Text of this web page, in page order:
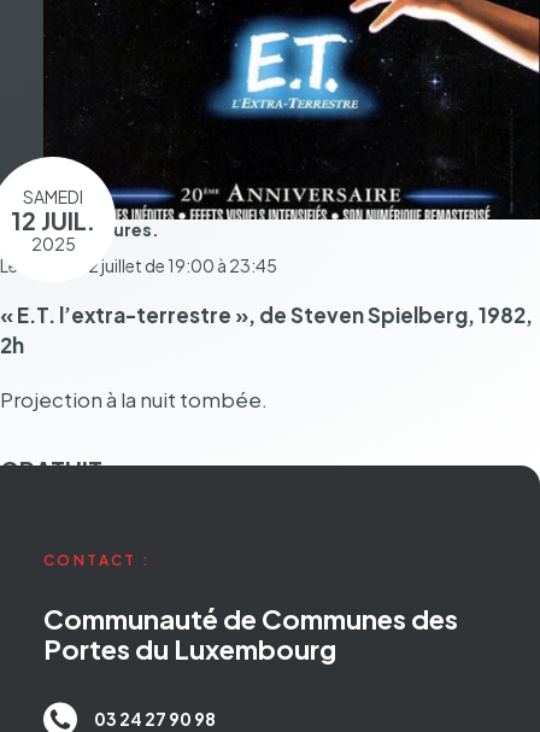
SAMEDI
12 JUIL.
2025
Pendant 4 heures.
Le samedi 12 juillet de 19:00 à 23:45
« E.T. l’ex­tra-terrestre », de Steven Spiel­berg, 1982,
2h
Projec­tion à la nuit tombée.
GRATUIT
CONTACT :
Communauté de Communes des
Portes du Luxembourg
03 24 27 90 98